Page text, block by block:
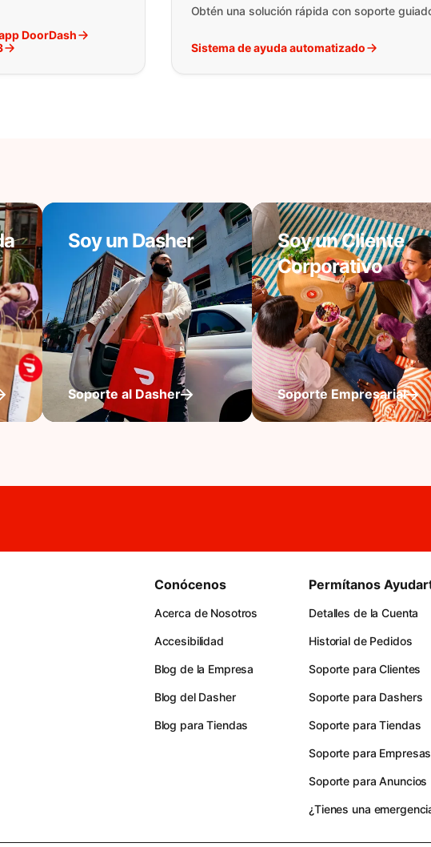
DoorDash
Obtén una solución rápida con soporte
Sistema de ayuda automatizado
Soy un Dasher
Soporte al Dasher
Soy un Cliente
Corporativo
Soporte Empresarial
Conócenos
Acerca de Nosotros
Accesibilidad
Blog de la Empresa
Blog del Dasher
Blog para Tiendas
Permítanos
Detalles de la Cuenta
Historial de Pedidos
Soporte para Clientes
Soporte para Dashers
Soporte para Tiendas
Soporte para Empresas
Soporte para Anuncios
¿Tienes una